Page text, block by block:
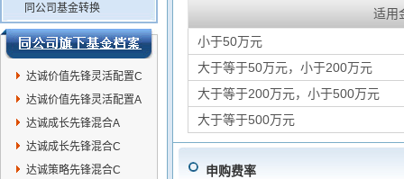
同公司基金转换
达诚价值先锋灵活配置C
达诚价值先锋灵活配置A
达诚成长先锋混合A
达诚成长先锋混合C
达诚策略先锋混合C
适用
小于50万元
大于等于50万元，小于200万元
大于等于200万元，小于500万元
大于等于500万元
申购费率